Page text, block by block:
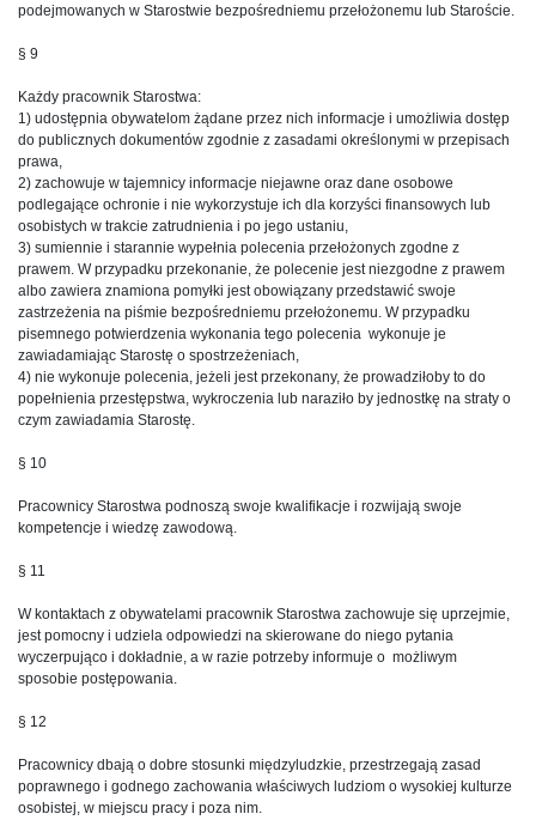
podejmowanych w Starostwie bezpośredniemu przełożonemu lub Staroście.
§ 9
Każdy pracownik Starostwa:
1) udostępnia obywatelom żądane przez nich informacje i umożliwia dostęp
do publicznych dokumentów zgodnie z zasadami określonymi w przepisach
prawa,
2) zachowuje w tajemnicy informacje niejawne oraz dane osobowe
podlegające ochronie i nie wykorzystuje ich dla korzyści finansowych lub
osobistych w trakcie zatrudnienia i po jego ustaniu,
3) sumiennie i starannie wypełnia polecenia przełożonych zgodne z
prawem. W przypadku przekonanie, że polecenie jest niezgodne z prawem
albo zawiera znamiona pomyłki jest obowiązany przedstawić swoje
zastrzeżenia na piśmie bezpośredniemu przełożonemu. W przypadku
pisemnego potwierdzenia wykonania tego polecenia wykonuje je
zawiadamiając Starostę o spostrzeżeniach,
4) nie wykonuje polecenia, jeżeli jest przekonany, że prowadziłoby to do
popełnienia przestępstwa, wykroczenia lub naraziło by jednostkę na straty o
czym zawiadamia Starostę.
§ 10
Pracownicy Starostwa podnoszą swoje kwalifikacje i rozwijają swoje
kompetencje i wiedzę zawodową.
§ 11
W kontaktach z obywatelami pracownik Starostwa zachowuje się uprzejmie,
jest pomocny i udziela odpowiedzi na skierowane do niego pytania
wyczerpująco i dokładnie, a w razie potrzeby informuje o możliwym
sposobie postępowania.
§ 12
Pracownicy dbają o dobre stosunki międzyludzkie, przestrzegają zasad
poprawnego i godnego zachowania właściwych ludziom o wysokiej kulturze
osobistej, w miejscu pracy i poza nim.